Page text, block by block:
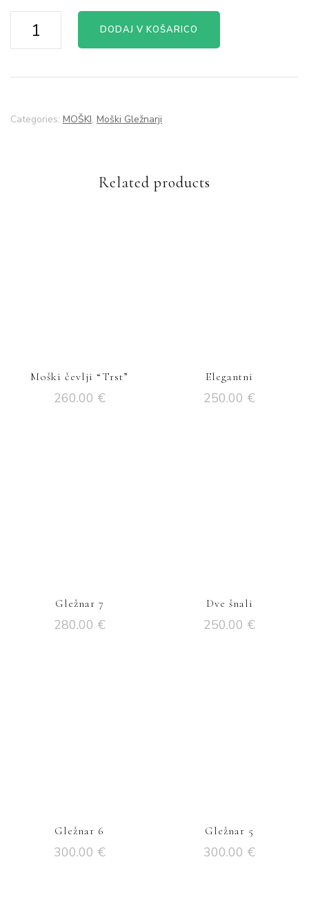
DODAJ V KOŠARICO
Categories: MOŠKI, Moški Gležnarji
Related products
Moški čevlji “Trst”
260.00 €
Elegantni
250.00 €
Gležnar 7
280.00 €
Dve šnali
250.00 €
Gležnar 6
300.00 €
Gležnar 5
300.00 €